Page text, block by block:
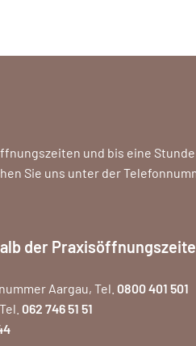
und bis eine
Sie uns unter der
der
Aargau, Tel. 0800 401 501
062 746 51 51